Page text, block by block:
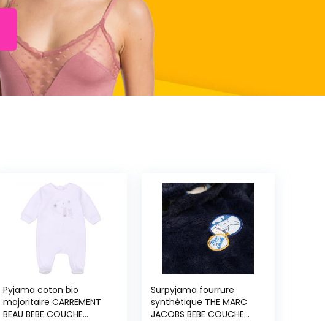
Pyjama coton bio
majoritaire CARREMENT
BEAU BEBE COUCHE
Surpyjama fourrure
synthétique THE MARC
JACOBS BEBE COUCHE